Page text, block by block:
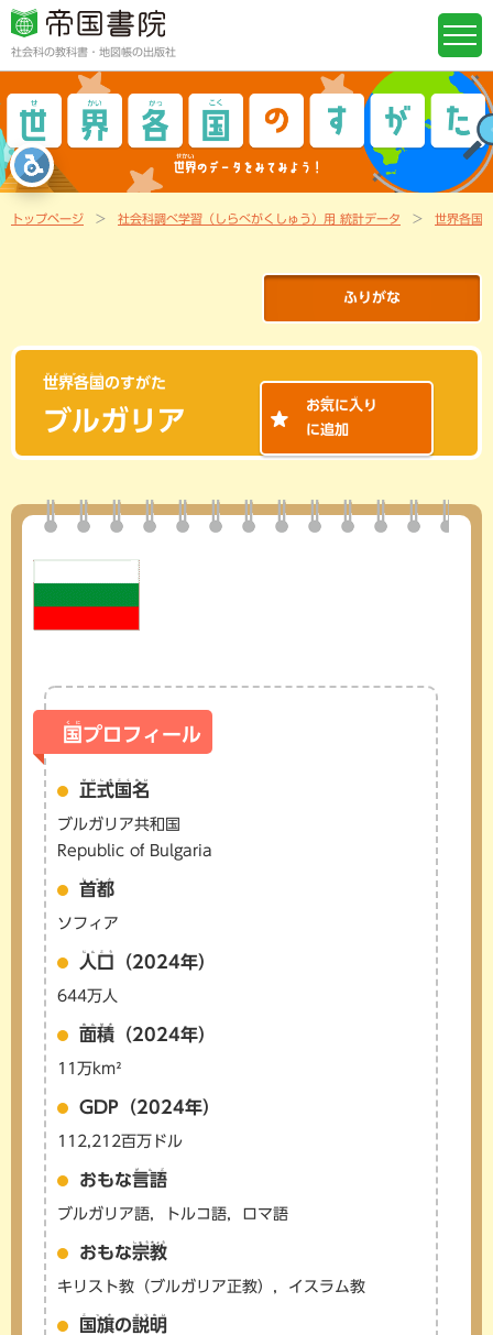
社会科の教科書・地図帳の出版社
トップページ 社会科調べ学習（しらべがくしゅう）用 統計データ 世界各国
ふりがな
お気に入 り
に追加
世界各国 のすがた
ブルガリア
国
くに
プロフィール
正式国名
せいしきこくめい
ブルガリア共和国
Republic of Bulgaria
首都
しゅと
ソフィア
人口
じんこう
（2024年）
644万人
面積
めんせき
（2024年）
11万km²
GDP（2024年）
112,212百万ドル
おもな言語
げんご
ブルガリア語，トルコ語，ロマ語
おもな宗教
しゅうきょう
キリスト教（ブルガリア正教），イスラム教
国旗
こっき
の説明
せつめい